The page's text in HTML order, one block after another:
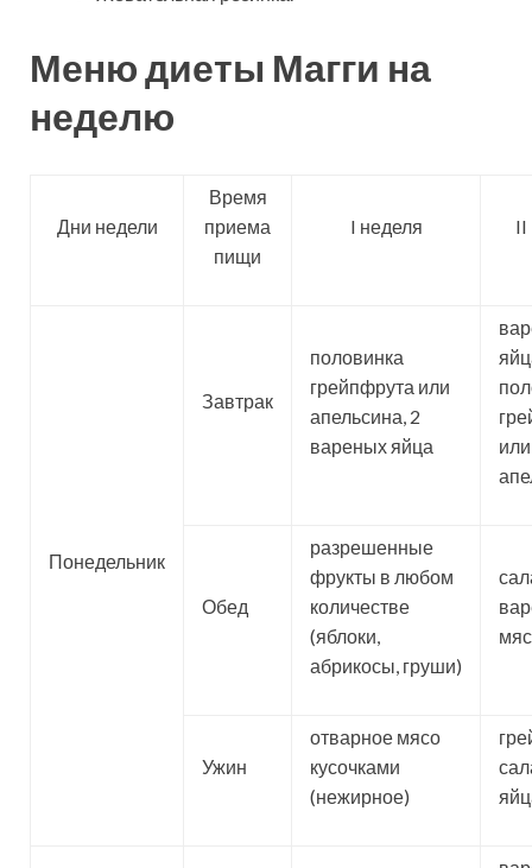
Меню диеты Магги на
неделю
Дни недели
Время
приема
пищи
I неделя II
Понедельник
Завтрак
половинка
грейпфрута или
апельсина, 2
вареных яйца
или
Обед
разрешенные
фрукты в любом
количестве
(яблоки,
абрикосы, груши)
Ужин
отварное мясо
кусочками
(нежирное)